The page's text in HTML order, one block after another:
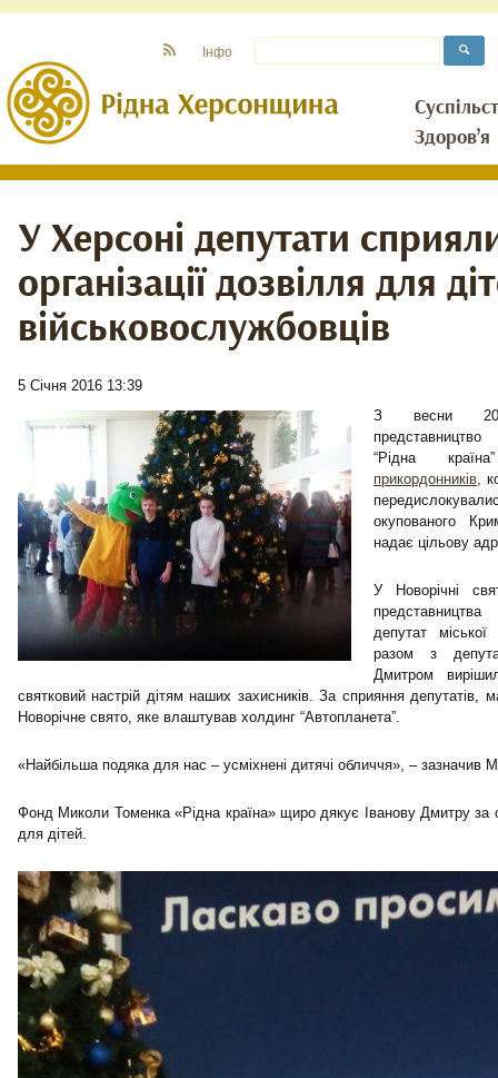
Здоров’я
Інфо
У Херсоні депутати
організації дозвілля для
військовослужбовців
5 Січня 2016 13:39
З весни
“Рідна
прикордонників,
окупованого
надає цільову
У Новорічні
депутат
разом з
Дмитром
святковий настрій дітям наших захисників. За сприяння депутатів,
Новорічне свято, яке влаштував холдинг “Автопланета”.
«Найбільша подяка для нас – усміхнені дитячі обличчя», – зазначив
Фонд Миколи Томенка «Рідна країна» щиро дякує Іванову Дмитру за
для дітей.